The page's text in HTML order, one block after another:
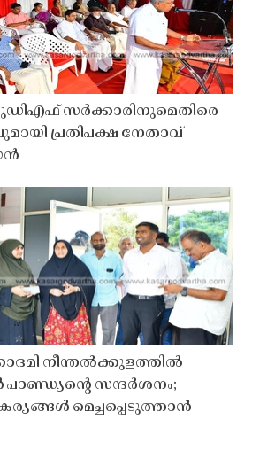
സർക്കാരിനുമെതിരെ
പ്രതിപക്ഷ നേതാവ്
നീന്തൽക്കുളത്തിൽ
സന്ദർശനം;
മെച്ചപ്പെടുത്താൻ